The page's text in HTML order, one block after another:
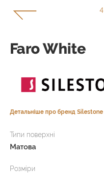
4
Faro White
Детальніше про бренд Silestone
Типи поверхні
Матова
Розміри